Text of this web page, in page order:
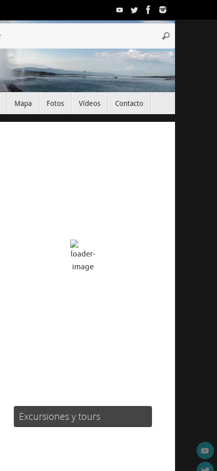
Buscar
Mapa Fotos Vídeos Contacto
Cielo Claro
Ráfagas de viento:
Excursiones y tours